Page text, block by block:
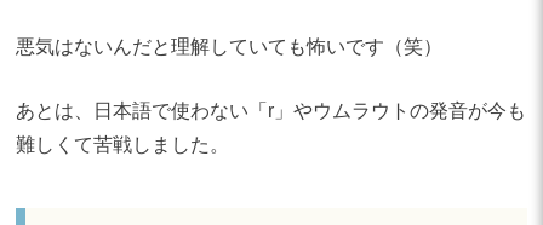
悪気はないんだと理解していても怖いです（笑）
あとは、日本語で使わない「r」やウムラウトの発音が今も
難しくて苦戦しました。